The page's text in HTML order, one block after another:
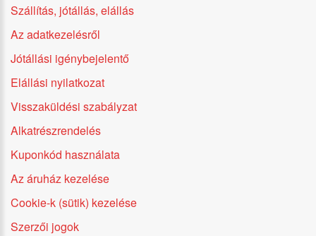
Szállítás, jótállás, elállás
Az adatkezelésről
Jótállási igénybejelentő
Elállási nyilatkozat
Visszaküldési szabályzat
Alkatrészrendelés
Kuponkód használata
Az áruház kezelése
Cookie-k (sütik) kezelése
Szerzői jogok